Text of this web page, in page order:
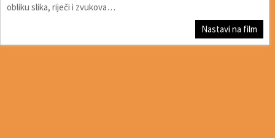
obliku slika, riječi i zvukova…
Nastavi na film